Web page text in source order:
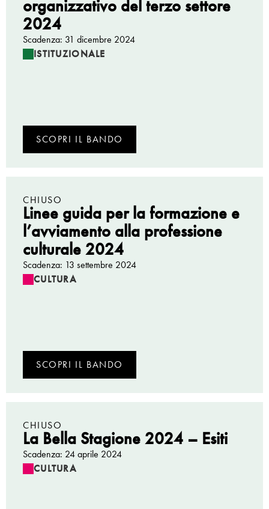
organizzativo del terzo settore
2024
Scadenza: 31 dicembre 2024
ISTITUZIONALE
SCOPRI IL BANDO
CHIUSO
Linee guida per la formazione e
l’avviamento alla professione
culturale 2024
Scadenza: 13 settembre 2024
CULTURA
SCOPRI IL BANDO
CHIUSO
La Bella Stagione 2024 – Esiti
Scadenza: 24 aprile 2024
CULTURA